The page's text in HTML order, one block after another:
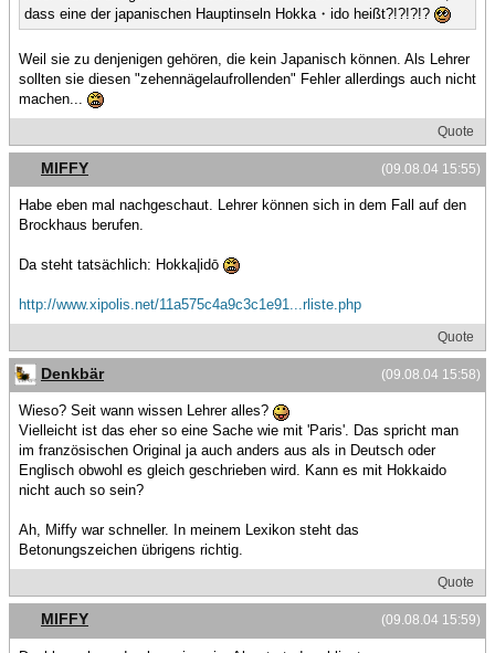
dass eine der japanischen Hauptinseln Hokka・ido heißt?!?!?!?
Weil sie zu denjenigen gehören, die kein Japanisch können. Als Lehrer
sollten sie diesen "zehennägelaufrollenden" Fehler allerdings auch nicht
machen...
Quote
(09.08.04 15:55)
MIFFY
Habe eben mal nachgeschaut. Lehrer können sich in dem Fall auf den
Brockhaus berufen.
Da steht tatsächlich: Hokka|idō
http://www.xipolis.net/11a575c4a9c3c1e91...rliste.php
Quote
(09.08.04 15:58)
Denkbär
Wieso? Seit wann wissen Lehrer alles?
Vielleicht ist das eher so eine Sache wie mit 'Paris'. Das spricht man
im französischen Original ja auch anders aus als in Deutsch oder
Englisch obwohl es gleich geschrieben wird. Kann es mit Hokkaido
nicht auch so sein?
Ah, Miffy war schneller. In meinem Lexikon steht das
Betonungszeichen übrigens richtig.
Quote
(09.08.04 15:59)
MIFFY